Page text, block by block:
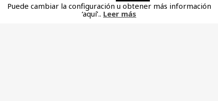
Puede cambiar la configuración u obtener más información
‘aquí’.. Leer más